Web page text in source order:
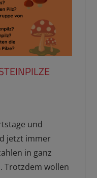
und
jetzt immer
in ganz
Trotzdem wollen